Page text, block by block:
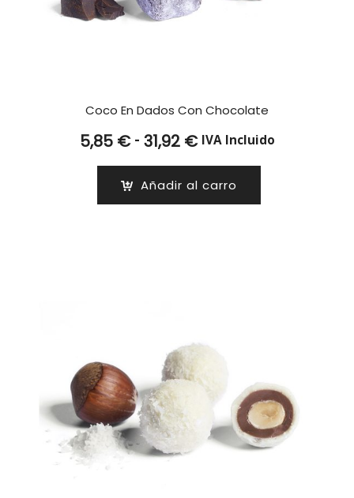
Coco En Dados Con Chocolate
5,85 € - 31,92 €Rango
precios:
desde
IVA Incluido
Añadir al carro